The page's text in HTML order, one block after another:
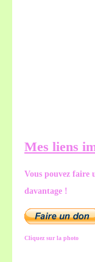
Mes liens
Vous pouvez faire
davantage !
Cliquez sur la photo